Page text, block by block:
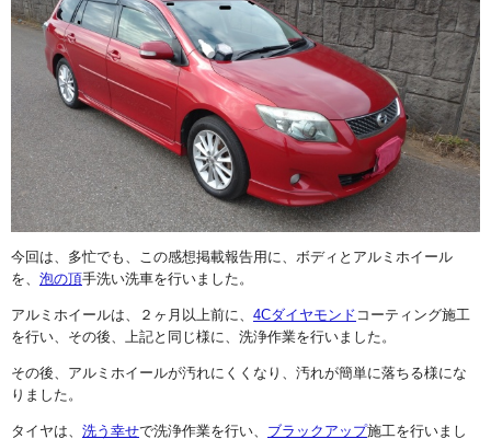
今回は、多忙でも、この感想掲載報告用に、ボディとアルミホイール
を、 泡の頂手洗い洗車を行いました。
アルミホイールは、２ヶ月以上前に、 4Cダイヤモンド コーティング施工
を行い、その後、上記と同じ様に、洗浄作業を行いました。
その後、アルミホイールが汚れにくくなり、汚れが簡単に落ちる様にな
りました。
タイヤは、 洗う幸せで洗浄作業を行い、 ブラックアップ施工を行いまし